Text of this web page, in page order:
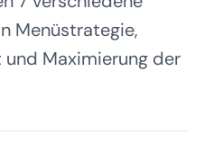
Menüstrategie,
und Maximierung der